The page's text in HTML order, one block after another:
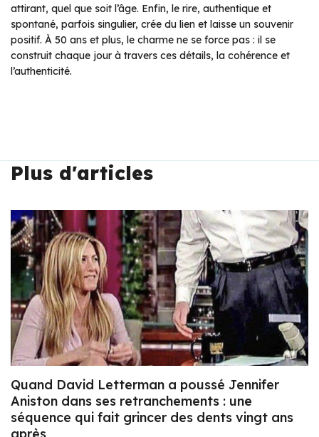
attirant, quel que soit l’âge. Enfin, le rire, authentique et
spontané, parfois singulier, crée du lien et laisse un souvenir
positif. À 50 ans et plus, le charme ne se force pas : il se
construit chaque jour à travers ces détails, la cohérence et
l’authenticité.
Plus d'articles
Quand David Letterman a poussé Jennifer
Aniston dans ses retranchements : une
séquence qui fait grincer des dents vingt ans